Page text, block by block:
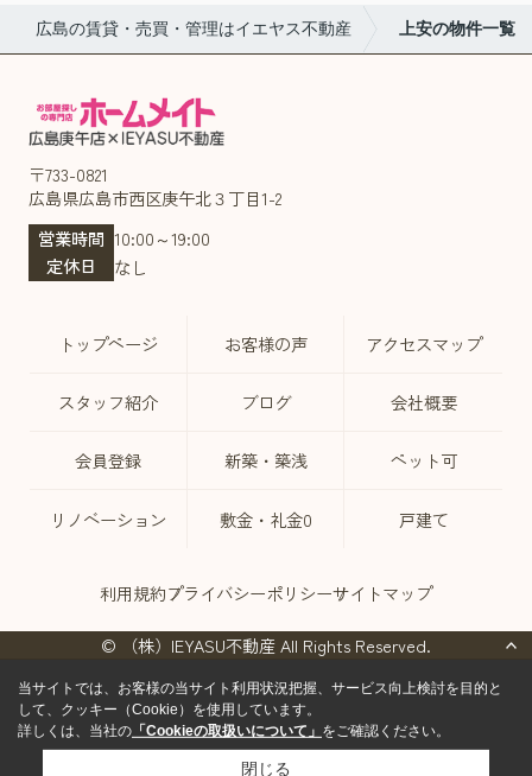
広島の賃貸・売買・管理はイエヤス不動産 上安の物件一覧
〒733-0821
広島県広島市西区庚午北３丁目1-2
営業時間 10:00～19:00
定休日
なし
トップページ お客様の声 アクセスマップ
スタッフ紹介 ブログ 会社概要
会員登録 新築・築浅 ペット可
リノベーション 敷金・礼金0 戸建て
利用規約プライバシーポリシーサイトマップ
© （株）IEYASU不動産 All Rights Reserved.
当サイトでは、お客様の当サイト利用状況把握、サービス向上検討を目的と
して、クッキー（Cookie）を使用しています。
詳しくは、当社の 「Cookieの取扱いについて」 をご確認ください。
閉じる